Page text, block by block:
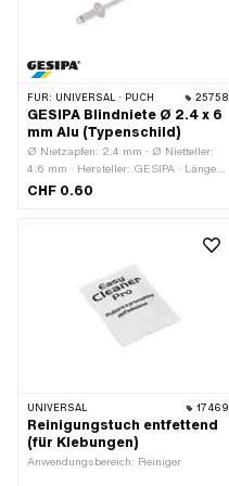
FÜR: UNIVERSAL · PUCH 25758
GESIPA Blindniete Ø 2.4 x 6
mm Alu (Typenschild)
Ø Nietzapfen: 2.4 mm · Ø Nietteller:
4.6 mm · Hersteller: GESIPA · Länge
Nietzapfen: 6.1 mm · Klemmbereich:
CHF 0.60
UNIVERSAL 17469
Reinigungstuch entfettend
(für Klebungen)
Anwendungsbereich: Reiniger